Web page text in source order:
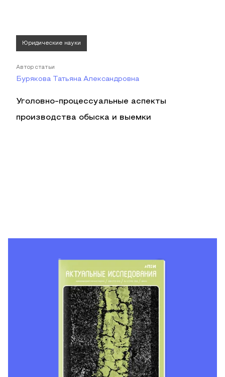
Юридические науки
Автор статьи
Бурякова Татьяна Александровна
Уголовно-процессуальные аспекты
производства обыска и выемки